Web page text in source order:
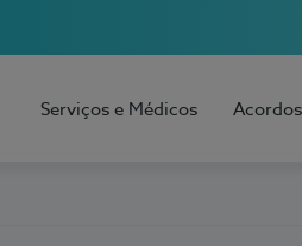
Serviços e Médicos Acordos